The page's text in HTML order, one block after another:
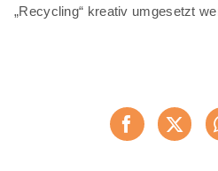
„Recycling“ kreativ umgesetzt